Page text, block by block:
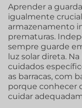
Aprender a
igualmente
armazenamento
prematuras.
sempre guarde
luz solar direta.
cuidados
as barracas, com
porque conhecer
cuidar